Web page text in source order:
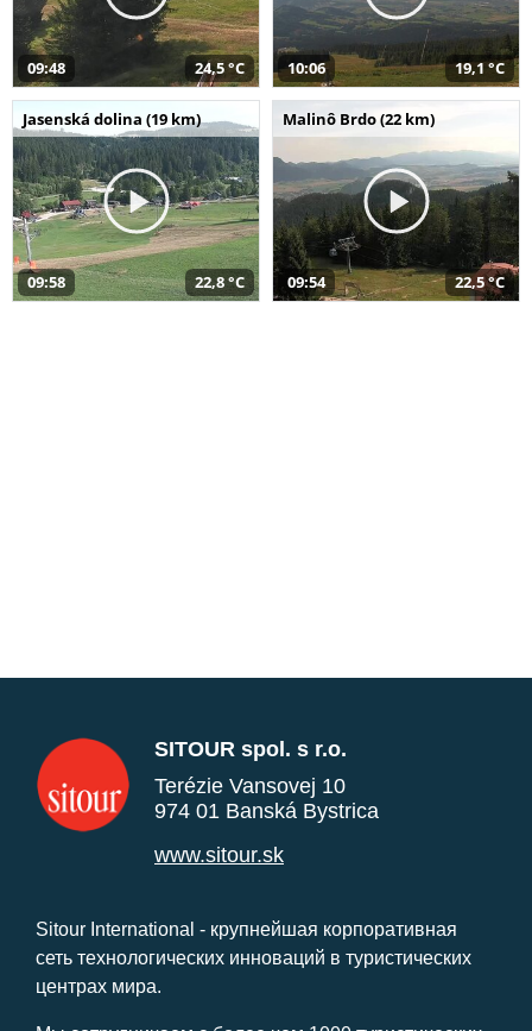
09:48 24,5 °C 10:06 19,1 °C
Jasenská dolina (19 km)
09:58 22,8 °C
Malinô Brdo (22 km)
09:54 22,5 °C
SITOUR spol. s r.o.
Terézie Vansovej 10
974 01 Banská Bystrica
www.sitour.sk
Sitour International - крупнейшая корпоративная
сеть технологических инноваций в туристических
центрах мира.